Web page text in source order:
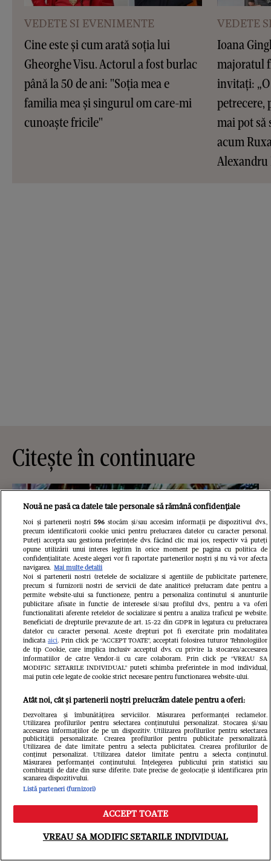
VEDETE SI EVENIMENTE
Cine este și cum arată soția lui
Gheorghe Visu. Actorul a fost burlac
până la 50 de ani: "Soția mea e
familia mea și singurul om care-mi
cunoaște fricile"
VEDETE
Ioana
majoratul
invitați:
petrecere,
mai pot să
acum
Alexandru
Citește în continuare
Ce s-a întâmplat cu Maria Covasa și
Dani Boy după Insula iubirii. Fosta
concurentă și-a schimbat radical
imaginea, iar el se pregătește să se
căsătorească
Meniu Caută
Nouă ne pasă ca datele tale personale să rămână confidențiale
Noi și partenerii noștri 596stocăm și/sau accesăm informații pe dispozitivul dvs.,
precum identificatorii cookie unici pentru prelucrarea datelor cu caracter personal.
Puteți accepta sau gestiona preferințele dvs. făcând clic mai jos, respectiv vă puteți
opune utilizării unui interes legitim în orice moment pe pagina cu politica de
confidențialitate. Aceste alegeri vor fi raportate partenerilor noștri și nu vă vor afecta
navigarea. Mai multe detalii
Noi si partenerii nostri (retelele de socializare si agentiile de publicitate partenere,
precum si furnizorii nostri de servicii de date analitice) prelucram date pentru a
permite website-ului sa functioneze, pentru a personaliza continutul si anunturile
publicitare afisate in functie de interesele si/sau profilul dvs., pentru a va oferi
functionalitati aferente retelelor de socializare si pentru a analiza traficul pe website.
Beneficiati de drepturile prevazute de art. 15-22 din GDPR in legatura cu prelucrarea
datelor cu caracter personal. Aceste drepturi pot fi exercitate prin modalitatea
indicataaici. Prin click pe “ACCEPT TOATE”, acceptati folosirea tuturor Tehnologiilor
de tip Cookie, care implica inclusiv acceptul dvs. cu privire la stocarea/accesarea
informatiilor de catre Vendor-ii cu care colaboram. Prin click pe “VREAU SA
MODIFIC SETARILE INDIVIDUAL” puteti schimba preferintele in mod individual,
mai putin cele legate de cookie strict necesare pentru functionarea website-ului.
Atât noi, cât și partenerii noștri prelucrăm datele pentru a oferi:
Dezvoltarea și îmbunătățirea serviciilor. Măsurarea performanței reclamelor.
Utilizarea profilurilor pentru selectarea conținutului personalizat. Stocarea și/sau
accesarea informațiilor de pe un dispozitiv. Utilizarea profilurilor pentru selectarea
publicității personalizate. Crearea profilurilor pentru publicitate personalizată.
Utilizarea de date limitate pentru a selecta publicitatea. Crearea profilurilor de
conținut personalizat. Utilizarea datelor limitate pentru a selecta conținutul.
Măsurarea performanței conținutului. Înțelegerea publicului prin statistici sau
combinații de date din surse diferite. Date precise de geolocație și identificarea prin
scanarea dispozitivului.
Listă parteneri (furnizori)
ACCEPT TOATE
VREAU SA MODIFIC SETARILE INDIVIDUAL